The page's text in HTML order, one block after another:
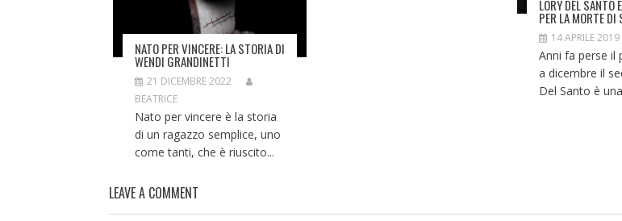
NATO PER VINCERE: LA STORIA DI
WENDI GRANDINETTI
21 DICEMBRE 2022
BEATRICE
Nato per vincere è la storia
di un ragazzo semplice, uno
come tanti, che è riuscito...
LORY DEL SANTO
PER LA MORTE DI
14 APRILE 2019
Anni fa perse il
a dicembre il
Del Santo è
LEAVE A COMMENT